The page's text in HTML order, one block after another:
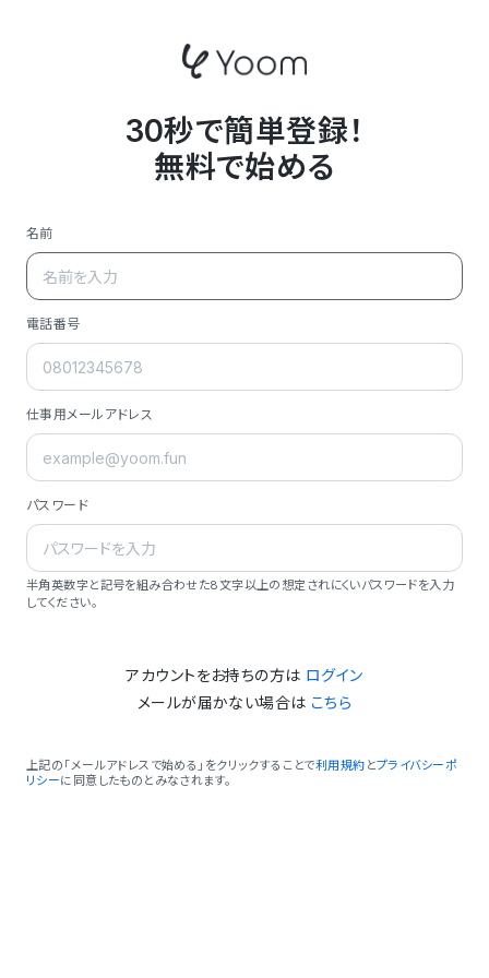
30秒で簡単登録！
無料で始める
名前
電話番号
仕事用メールアドレス
パスワード
半角英数字と記号を組み合わせた8文字以上の想定されにくいパスワードを入力
してください。
アカウントをお持ちの方は ログイン
メールが届かない場合は こちら
上記の「メールアドレスで始める」をクリックすることで利用規約 とプライバシーポ
リシーに同意したものとみなされます。